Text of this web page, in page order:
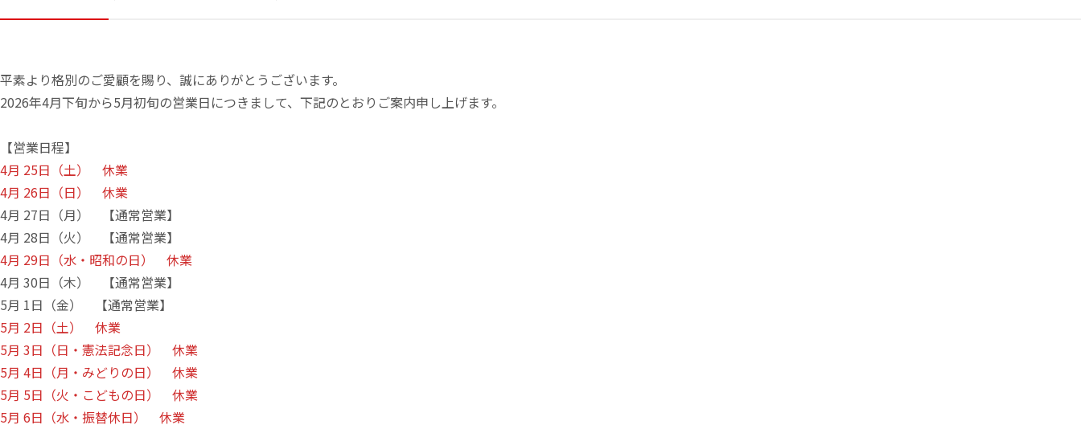
平素より格別のご愛顧を賜り、誠にありがとうございます。
2026年4月下旬から5月初旬の営業日につきまして、下記のとおりご案内申し上げます。
【営業日程】
4月 25日（土） 休業
4月 26日（日） 休業
4月 27日（月） 【通常営業】
4月 28日（火） 【通常営業】
4月 29日（水・昭和の日） 休業
4月 30日（木） 【通常営業】
5月 1日（金） 【通常営業】
5月 2日（土） 休業
5月 3日（日・憲法記念日） 休業
5月 4日（月・みどりの日） 休業
5月 5日（火・こどもの日） 休業
5月 6日（水・振替休日） 休業